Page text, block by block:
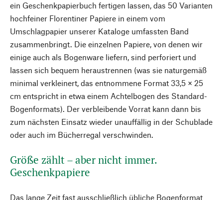
ein Geschenkpapierbuch fertigen lassen, das 50 Varianten
hochfeiner Florentiner Papiere in einem vom
Umschlagpapier unserer Kataloge umfassten Band
zusammenbringt. Die einzelnen Papiere, von denen wir
einige auch als Bogenware liefern, sind perforiert und
lassen sich bequem heraustrennen (was sie naturgemäß
minimal verkleinert, das entnommene Format 33,5 × 25
cm entspricht in etwa einem Achtelbogen des Standard-
Bogenformats). Der verbleibende Vorrat kann dann bis
zum nächsten Einsatz wieder unauffällig in der Schublade
oder auch im Bücherregal verschwinden.
Größe zählt – aber nicht immer.
Geschenkpapiere
Das lange Zeit fast ausschließlich übliche Bogenformat